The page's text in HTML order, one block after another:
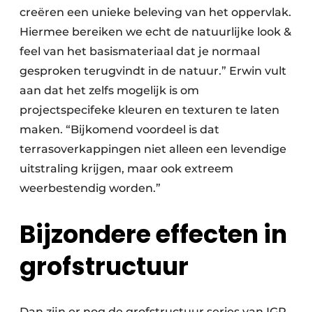
creëren een unieke beleving van het oppervlak.
Hiermee bereiken we echt de natuurlijke look &
feel van het basismateriaal dat je normaal
gesproken terugvindt in de natuur.” Erwin vult
aan dat het zelfs mogelijk is om
projectspecifeke kleuren en texturen te laten
maken. “Bijkomend voordeel is dat
terrasoverkappingen niet alleen een levendige
uitstraling krijgen, maar ook extreem
weerbestendig worden.”
Bijzondere effecten in
grofstructuur